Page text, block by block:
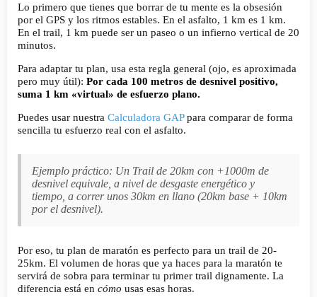
Lo primero que tienes que borrar de tu mente es la obsesión
por el GPS y los ritmos estables. En el asfalto, 1 km es 1 km.
En el trail, 1 km puede ser un paseo o un infierno vertical de 20
minutos.
Para adaptar tu plan, usa esta regla general (ojo, es aproximada
pero muy útil): Por cada 100 metros de desnivel positivo,
suma 1 km «virtual» de esfuerzo plano.
Puedes usar nuestra Calculadora GAPpara comparar de forma
sencilla tu esfuerzo real con el asfalto.
Ejemplo práctico: Un Trail de 20km con +1000m de
desnivel equivale, a nivel de desgaste energético y
tiempo, a correr unos 30km en llano (20km base + 10km
por el desnivel).
Por eso, tu plan de maratón es perfecto para un trail de 20-
25km. El volumen de horas que ya haces para la maratón te
servirá de sobra para terminar tu primer trail dignamente. La
diferencia está en cómo usas esas horas.